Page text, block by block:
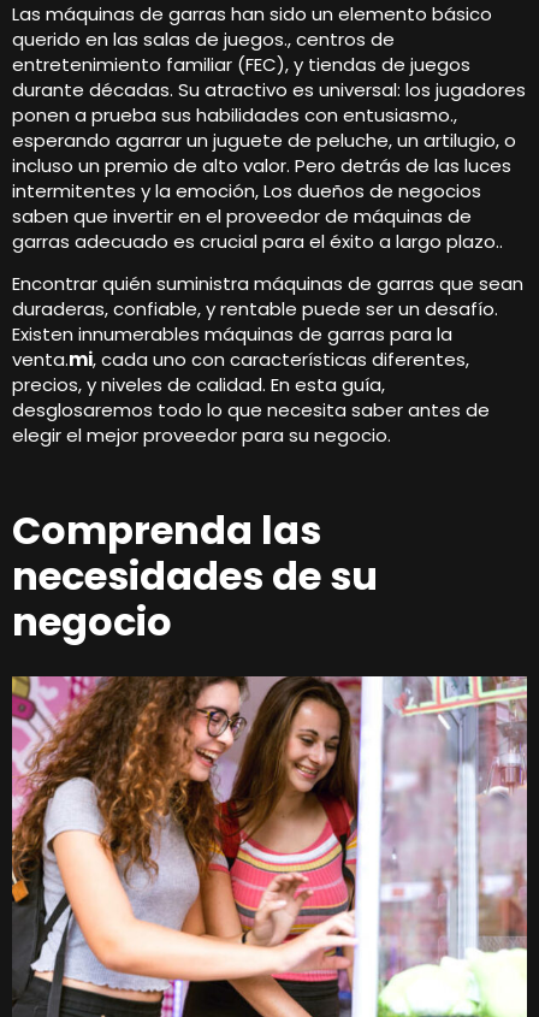
Las máquinas de garras han sido un elemento básico
querido en las salas de juegos., centros de
entretenimiento familiar (FEC), y tiendas de juegos
durante décadas. Su atractivo es universal: los jugadores
ponen a prueba sus habilidades con entusiasmo.,
esperando agarrar un juguete de peluche, un artilugio, o
incluso un premio de alto valor. Pero detrás de las luces
intermitentes y la emoción, Los dueños de negocios
saben que invertir en el proveedor de máquinas de
garras adecuado es crucial para el éxito a largo plazo..
Encontrar quién suministra máquinas de garras que sean
duraderas, confiable, y rentable puede ser un desafío.
Existen innumerables máquinas de garras para la
venta.mi, cada uno con características diferentes,
precios, y niveles de calidad. En esta guía,
desglosaremos todo lo que necesita saber antes de
elegir el mejor proveedor para su negocio.
Comprenda las
necesidades de su
negocio